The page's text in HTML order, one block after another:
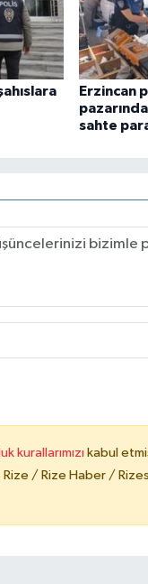
Erzincan
pazarında
sahte
kurallarımızı kabul
/ Rize Haber /